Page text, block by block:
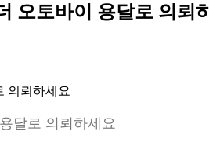
오토바이 용달로 의뢰
달로 의뢰하세요